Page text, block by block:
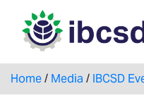
Home/ Media / IBCSD